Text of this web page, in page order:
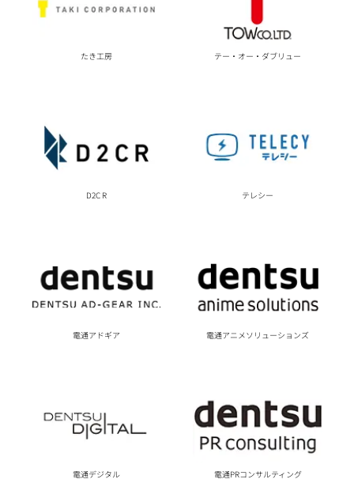
たき工房 テー・オー・ダブリュー
D2C R テレシー
電通アドギア 電通アニメソリューションズ
電通デジタル 電通PRコンサルティング